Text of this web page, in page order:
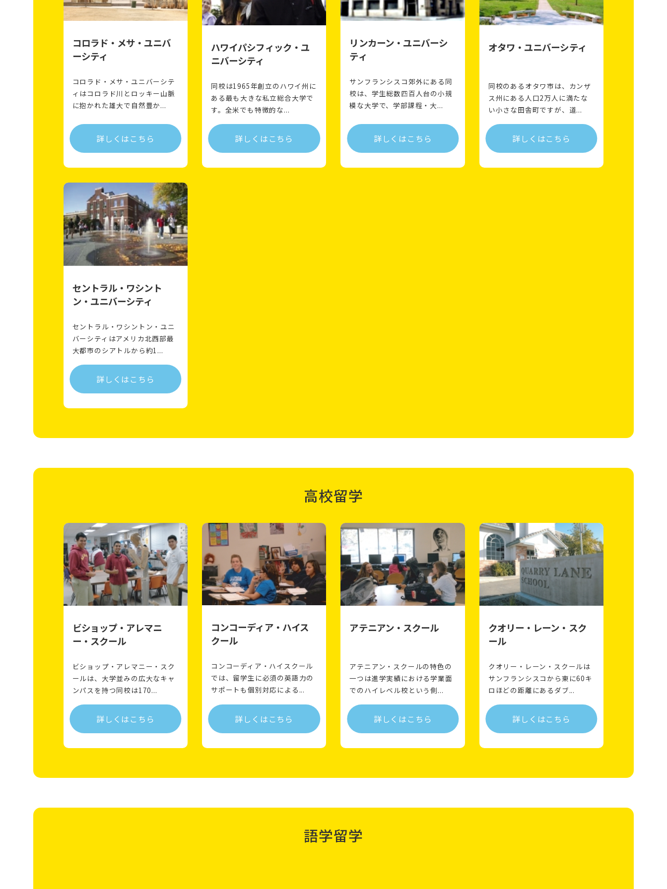
コロラド・メサ・ユニバ
ーシティ
コロラド・メサ・ユニバーシテ
ィはコロラド川とロッキー山脈
に抱かれた雄大で自然豊か...
詳しくはこちら
ハワイパシフィック・ユ
ニバーシティ
同校は1965年創立のハワイ州に
ある最も大きな私立総合大学で
す。全米でも特徴的な...
詳しくはこちら
リンカーン・ユニバーシ
ティ
サンフランシスコ郊外にある同
校は、学生総数四百人台の小規
模な大学で、学部課程・大...
詳しくはこちら
オタワ・ユニバーシティ
同校のあるオタワ市は、カンザ
ス州にある人口2万人に満たな
い小さな田舎町ですが、道...
詳しくはこちら
セントラル・ワシント
ン・ユニバーシティ
セントラル・ワシントン・ユニ
バーシティはアメリカ北西部最
大都市のシアトルから約1...
詳しくはこちら
高校留学
ビショップ・アレマニ
ー・スクール
ビショップ・アレマニー・スク
ールは、大学並みの広大なキャ
ンパスを持つ同校は170...
詳しくはこちら
コンコーディア・ハイス
クール
コンコーディア・ハイスクール
では、留学生に必須の英語力の
サポートも個別対応による...
詳しくはこちら
アテニアン・スクール
アテニアン・スクールの特色の
一つは進学実績における学業面
でのハイレベル校という側...
詳しくはこちら
クオリー・レーン・スク
ール
クオリー・レーン・スクールは
サンフランシスコから東に60キ
ロほどの距離にあるダブ...
詳しくはこちら
語学留学